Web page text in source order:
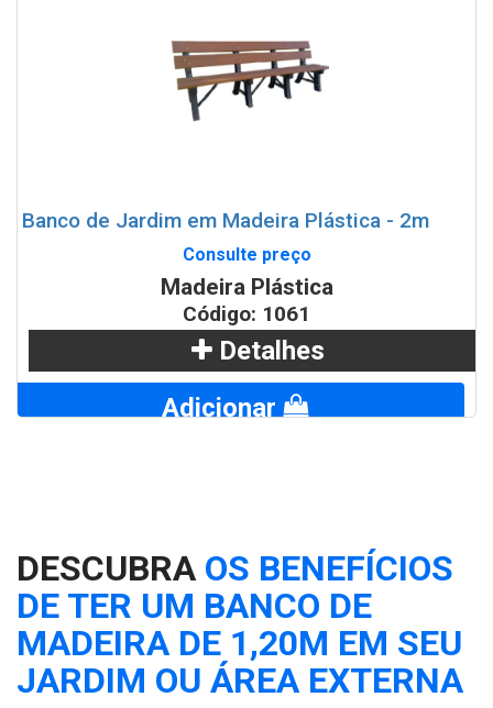
Banco de Jardim em Madeira Plástica - 2m
Consulte preço
Madeira Plástica
Código: 1061
Detalhes
Adicionar
DESCUBRA OS BENEFÍCIOS
DE TER UM BANCO DE
MADEIRA DE 1,20M EM SEU
JARDIM OU ÁREA EXTERNA